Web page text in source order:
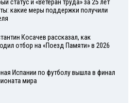
статус и «Ветеран труда» за 25 лет
какие меры поддержки получили
Косачев рассказал, как
отбор на «Поезд Памяти» в 2026
Испании по футболу вышла в финал
мира